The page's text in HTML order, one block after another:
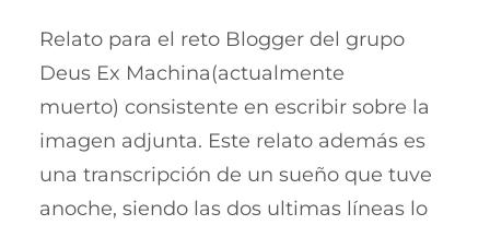
Relato para el reto Blogger del grupo
Deus Ex Machina(actualmente
muerto) consistente en escribir sobre la
imagen adjunta. Este relato además es
una transcripción de un sueño que tuve
anoche, siendo las dos ultimas líneas lo